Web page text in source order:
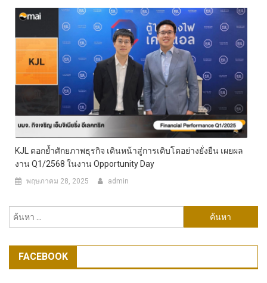
KJL ตอกย้ำศักยภาพธุรกิจ เดินหน้าสู่การเติบโตอย่างยั่งยืน เผยผล
งาน Q1/2568 ในงาน Opportunity Day
พฤษภาคม 28, 2025 admin
สำหรับ:
FACEBOOK